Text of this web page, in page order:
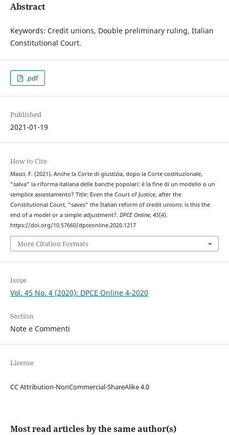
Abstract
Keywords: Credit unions, Double preliminary ruling, Italian
Constitutional Court.
.pdf
Published
2021-01-19
How to Cite
Masci, F. (2021). Anche la Corte di giustizia, dopo la Corte costituzionale,
“salva” la riforma italiana delle banche popolari: è la fine di un modello o un
semplice assestamento? Title: Even the Court of Justice, after the
Constitutional Court, “saves” the Italian reform of credit unions: is this the
end of a model or a simple adjustment?. DPCE Online, 45(4).
https://doi.org/10.57660/dpceonline.2020.1217
More Citation Formats
Issue
Vol. 45 No. 4 (2020): DPCE Online 4-2020
Section
Note e Commenti
License
CC Attribution-NonCommercial-ShareAlike 4.0
Most read articles by the same author(s)